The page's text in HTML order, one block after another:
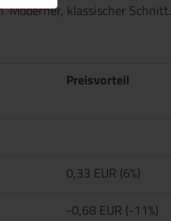
klassischer Schnitt.
Preisvorteil
0,33 EUR (6%)
-0,68 EUR (-11%)